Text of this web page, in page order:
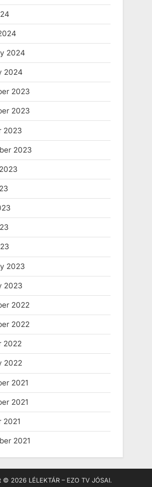
2024
2024
2023
2023
2023
2023
2023
2023
2022
2022
2022
2022
2021
2021
2021
2021
2026 LÉLEKTÁR – EZO TV JÓSAI.